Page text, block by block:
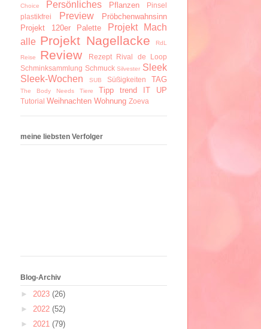
Choice
Persönliches Pflanzen
Pinsel
plastikfrei
Preview
Pröbchenwahnsinn
Projekt 120er Palette
Projekt Mach
alle Projekt Nagellacke RdL
Reise Review Rezept
Rival de Loop
Schminksammlung Schmuck Silvester Sleek
Sleek-Wochen
SUB Süßigkeiten TAG
The Body Needs Tiere Tipp trend IT UP
Tutorial Weihnachten Wohnung Zoeva
meine liebsten Verfolger
Blog-Archiv
► 2023 (26)
► 2022 (52)
► 2021 (79)